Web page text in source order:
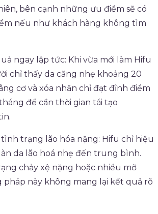
bên cạnh những ưu điểm sẽ có
nếu như khách hàng không tìm
ngay lập tức: Khi vừa mới làm Hifu
chỉ thấy da căng nhẹ khoảng 20
cơ và xóa nhăn chỉ đạt đỉnh điểm
để cần thời gian tái tạo
trạng lão hóa nặng: Hifu chỉ hiệu
da lão hoá nhẹ đến trung bình.
chảy xệ nặng hoặc nhiều mỡ
này không mang lại kết quả rõ